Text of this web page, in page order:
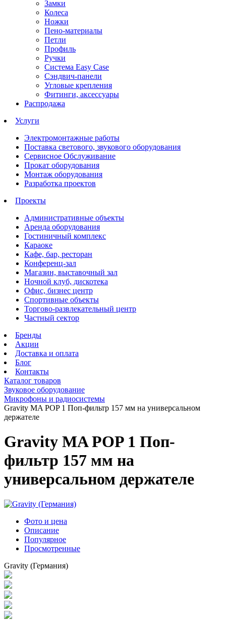
Замки
Колеса
Ножки
Пено-материалы
Петли
Профиль
Ручки
Система Easy Case
Сэндвич-панели
Угловые крепления
Фитинги, аксессуары
Распродажа
Услуги
Электромонтажные работы
Поставка светового, звукового оборудования
Сервисное Обслуживание
Прокат оборудования
Монтаж оборудования
Разработка проектов
Проекты
Административные объекты
Аренда оборудования
Гостиничный комплекс
Караоке
Кафе, бар, ресторан
Конференц-зал
Магазин, выставочный зал
Ночной клуб, дискотека
Офис, бизнес центр
Спортивные объекты
Торгово-развлекательный центр
Частный сектор
Бренды
Акции
Доставка и оплата
Блог
Контакты
Каталог товаров
Звуковое оборудование
Микрофоны и радиосистемы
Gravity MA POP 1 Поп-фильтр 157 мм на универсальном
держателе
Gravity MA POP 1 Поп-
фильтр 157 мм на
универсальном держателе
Фото и цена
Описание
Популярное
Просмотренные
Gravity (Германия)